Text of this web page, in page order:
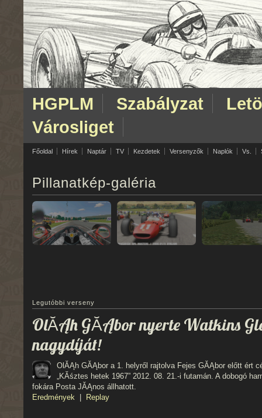
HGPLM Szabályzat
Városliget
Főoldal Hírek Naptár TV Kezdetek Versenyzők Naplók Vs.
Pillanatkép-galéria
Legutóbbi verseny
OlĂĄh GĂĄbor nyerte Watkins
nagydíját!
OlĂĄh GĂĄbor a 1. helyről rajtolva Fejes GĂĄbor előtt ért
„KĂśztes hetek 1967” 2012. 08. 21.-i futamán. A dobogó
fokára Posta JĂĄnos állhatott.
Eredmények
Replay